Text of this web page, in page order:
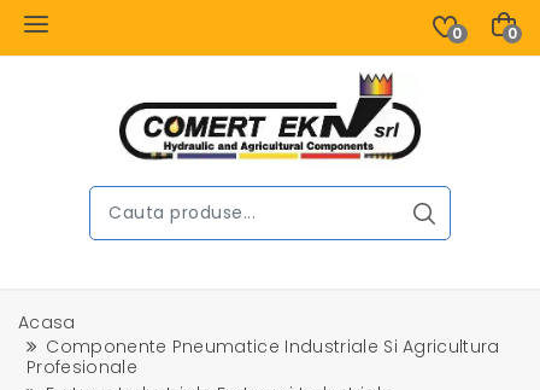
0 0
Acasa
Componente Pneumatice Industriale Si Agricultura
Profesionale